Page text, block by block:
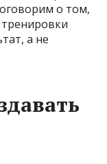
о том,
а не